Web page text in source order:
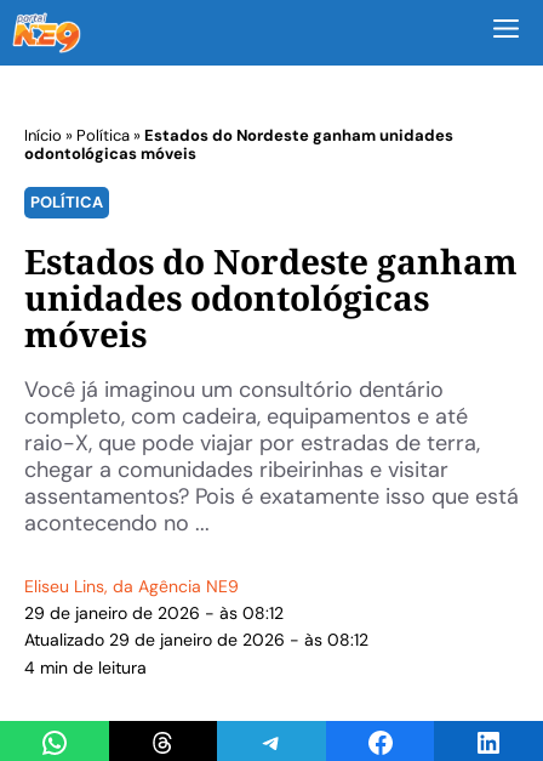
Início » Política»Estados do Nordeste ganham unidades
odontológicas móveis
POLÍTICA
Estados do Nordeste ganham
unidades odontológicas
móveis
Você já imaginou um consultório dentário
completo, com cadeira, equipamentos e até
raio-X, que pode viajar por estradas de terra,
chegar a comunidades ribeirinhas e visitar
assentamentos? Pois é exatamente isso que está
acontecendo no ...
Eliseu Lins, da Agência NE9
29 de janeiro de 2026 - às 08:12
Atualizado 29 de janeiro de 2026 - às 08:12
4 min de leitura
Share on WhatsAppShare on ThreadsShare on TelegramShare on Facebook